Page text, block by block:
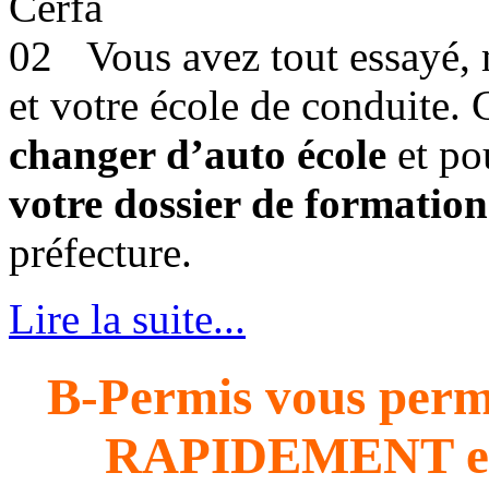
Vous avez tout
et votre école de conduite.
changer d’auto école et
votre dossier de formation
préfecture.
Lire la suite...
B-Permis vous
RAPIDEMENT